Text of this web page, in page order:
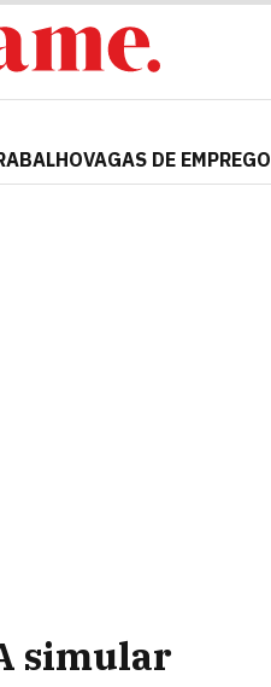
VAGAS DE EMPREGO
simular